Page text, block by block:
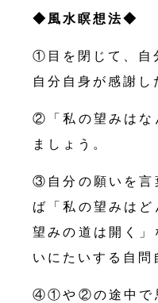
◆風水瞑想法◆
①目を閉じて、自
自分自身が感謝し
②「私の望みはな
ましょう。
③自分の願いを言
ば「私の望みは
望みの道は開く
いにたいする自問
④①や②の途中で思